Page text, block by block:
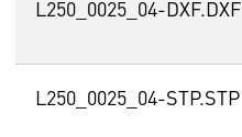
L250_0025_04-DXF.DXF
L250_0025_04-STP.STP